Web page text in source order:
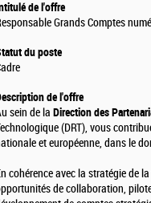
de l'offre
Grands Comptes
du poste
de l'offre
sein de la Direction des
(DRT), vous
et européenne, dans le
cohérence avec la stratégie de
de collaboration,